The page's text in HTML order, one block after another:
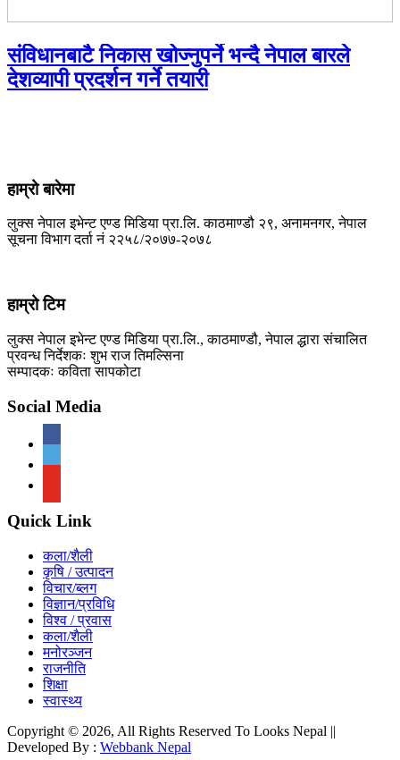
संविधानबाटै निकास खोज्नुपर्ने भन्दै नेपाल बारले
देशव्यापी प्रदर्शन गर्ने तयारी
हाम्रो बारेमा
लुक्स नेपाल इभेन्ट एण्ड मिडिया प्रा.लि. काठमाण्डौ २९, अनामनगर, नेपाल
सूचना विभाग दर्ता नं २२५८/२०७७-२०७८
हाम्रो टिम
लुक्स नेपाल इभेन्ट एण्ड मिडिया प्रा.लि., काठमाण्डौ, नेपाल द्धारा संचालित
प्रवन्ध निर्देशकः शुभ राज तिमल्सिना
सम्पादकः कविता सापकोटा
Social Media
Quick Link
कला/शैली
कृषि / उत्पादन
विचार/ब्लग
विज्ञान/प्रविधि
विश्व / प्रवास
कला/शैली
मनोरञ्जन
राजनीति
शिक्षा
स्वास्थ्य
Copyright © 2026, All Rights Reserved To Looks Nepal ||
Developed By : Webbank Nepal